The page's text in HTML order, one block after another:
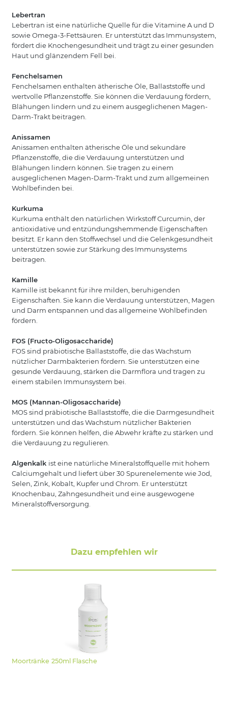
Lebertran
Lebertran ist eine natürliche Quelle für die Vitamine A und D
sowie Omega-3-Fettsäuren. Er unterstützt das Immunsystem,
fördert die Knochengesundheit und trägt zu einer gesunden
Haut und glänzendem Fell bei.
Fenchelsamen
Fenchelsamen enthalten ätherische Öle, Ballaststoffe und
wertvolle Pflanzenstoffe. Sie können die Verdauung fördern,
Blähungen lindern und zu einem ausgeglichenen Magen-
Darm-Trakt beitragen.
Anissamen
Anissamen enthalten ätherische Öle und sekundäre
Pflanzenstoffe, die die Verdauung unterstützen und
Blähungen lindern können. Sie tragen zu einem
ausgeglichenen Magen-Darm-Trakt und zum allgemeinen
Wohlbefinden bei.
Kurkuma
Kurkuma enthält den natürlichen Wirkstoff Curcumin, der
antioxidative und entzündungshemmende Eigenschaften
besitzt. Er kann den Stoffwechsel und die Gelenkgesundheit
unterstützen sowie zur Stärkung des Immunsystems
beitragen.
Kamille
Kamille ist bekannt für ihre milden, beruhigenden
Eigenschaften. Sie kann die Verdauung unterstützen, Magen
und Darm entspannen und das allgemeine Wohlbefinden
fördern.
FOS (Fructo-Oligosaccharide)
FOS sind präbiotische Ballaststoffe, die das Wachstum
nützlicher Darmbakterien fördern. Sie unterstützen eine
gesunde Verdauung, stärken die Darmflora und tragen zu
einem stabilen Immunsystem bei.
MOS (Mannan-Oligosaccharide)
MOS sind präbiotische Ballaststoffe, die die Darmgesundheit
unterstützen und das Wachstum nützlicher Bakterien
fördern. Sie können helfen, die Abwehr kräfte zu stärken und
die Verdauung zu regulieren.
Algenkalk ist eine natürliche Mineralstoffquelle mit hohem
Calciumgehalt und liefert über 30 Spurenelemente wie Jod,
Selen, Zink, Kobalt, Kupfer und Chrom. Er unterstützt
Knochenbau, Zahngesundheit und eine ausgewogene
Mineralstoffversorgung.
Dazu empfehlen wir
Moortränke 250ml Flasche